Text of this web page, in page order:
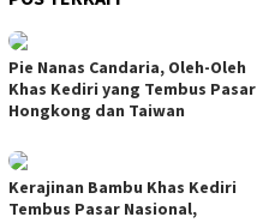
Pie Nanas Candaria, Oleh-Oleh
Khas Kediri yang Tembus Pasar
Hongkong dan Taiwan
Kerajinan Bambu Khas Kediri
Tembus Pasar Nasional,